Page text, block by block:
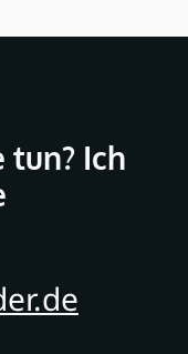
tun? Ich